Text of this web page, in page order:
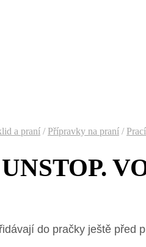
a praní / Přípravky na praní /
do pračky ještě před